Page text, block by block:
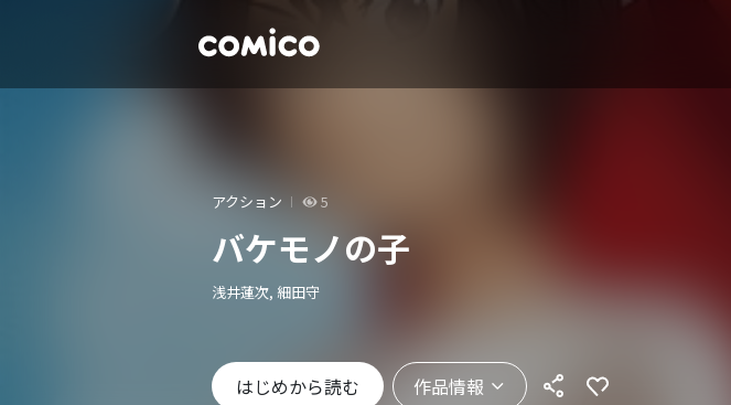
アクション 5
バケモノの子
浅井蓮次, 細田守
はじめから読む 作品情報